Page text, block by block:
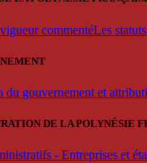
commentéLes
du gouvernement et
DE LA POLYNÉSIE
- Entreprises et